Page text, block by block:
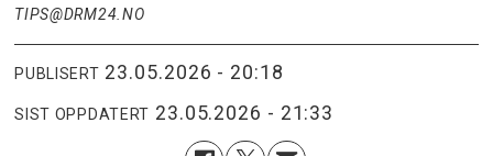
TIPS@DRM24.NO
PUBLISERT 23.05.2026 - 20:18
SIST OPPDATERT 23.05.2026 - 21:33